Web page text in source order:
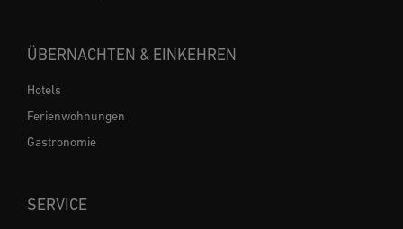
ÜBERNACHTEN & EINKEHREN
Hotels
Ferienwohnungen
Gastronomie
SERVICE